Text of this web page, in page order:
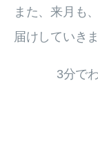
また、来月も
届けしていき
3分で